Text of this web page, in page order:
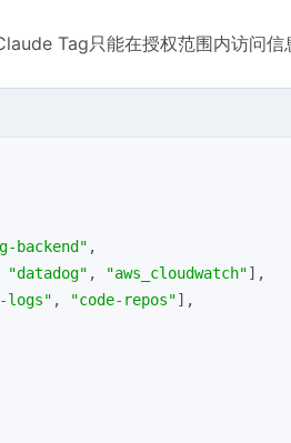
Tag只能在授权范围内访问信
backend" ,
"datadog" , "aws_cloudwatch"],
logs" , "code-repos"],